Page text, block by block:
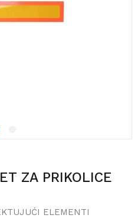
ZA PRIKOLICE
ELEMENTI